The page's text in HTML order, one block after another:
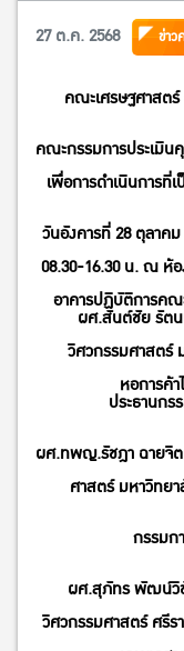
การดำเนินการที่เป็นเลิ
27 ต.ค. 2568 ข่า
คณะเศรษฐศาสต
คณะกรรมการประเมิ
เพื่อการดำเนินการที่
วันอังคารที่ 28 ตุลาค
08.30-16.30 น. ณ ห้อ
อาคารปฏิบัติการคณ
ผศ.สันต์ชัย รัต
วิศวกรรมศาสตร์
หอการค้
ประธานกร
ผศ.ทพญ.รัชฎา ฉาย
ศาสตร์ มหาวิทย
กรรมก
ผศ.สุภัทร พัฒน์วิ
วิศวกรรมศาสตร์ ศรีร